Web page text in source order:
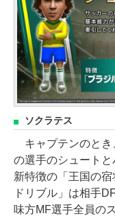
ソクラテス
キャプテンのとき
の選手のシュート
新特徴の「王国の
ドリブル」は相手
味方MF選手全員の